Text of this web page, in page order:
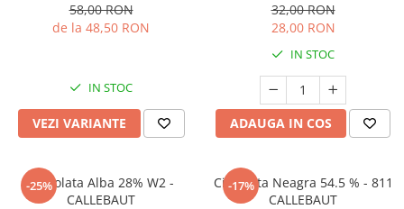
58,00 RON
de la 48,50 RON
IN STOC
VEZI VARIANTE
32,00 RON
28,00 RON
IN STOC
ADAUGA IN COS
-25%
Ciocolata Alba 28% W2 -
CALLEBAUT
-17%
Ciocolata Neagra 54.5 % - 811
CALLEBAUT